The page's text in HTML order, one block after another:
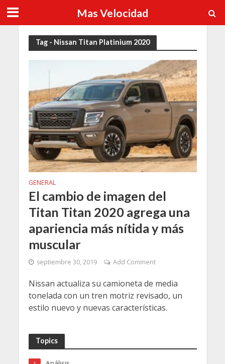
Mas Velocidad
Tag - Nissan Titan Platinium 2020
GENERAL
El cambio de imagen del
Titan Titan 2020 agrega una
apariencia más nítida y más
muscular
septiembre 30, 2019 Add Comment
Nissan actualiza su camioneta de media
tonelada con un tren motriz revisado, un
estilo nuevo y nuevas características.
Topics